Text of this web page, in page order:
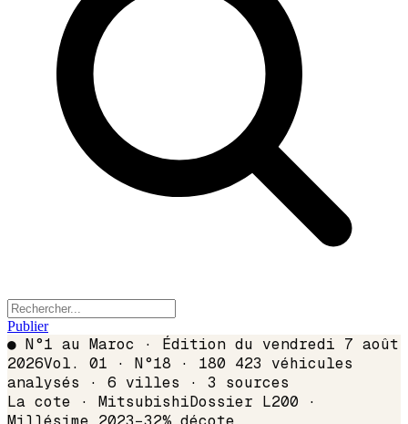
Publier
● N°1 au Maroc · Édition du vendredi 7 août
2026Vol. 01 · N°18 · 180 423 véhicules
analysés · 6 villes · 3 sources
La cote · MitsubishiDossier L200 ·